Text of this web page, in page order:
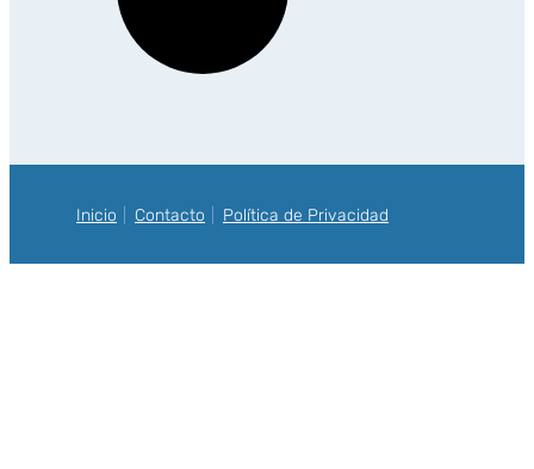
Inicio Contacto Política de Privacidad